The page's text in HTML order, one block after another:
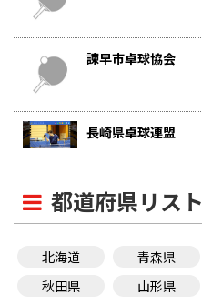
諫早市卓球協会
長崎県卓球連盟
都道府県リスト
北海道 青森県
秋田県
山形県